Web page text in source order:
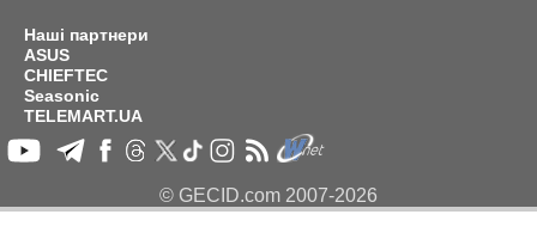
Наші партнери
ASUS
CHIEFTEC
Seasonic
TELEMART.UA
© GECID.com 2007-2026